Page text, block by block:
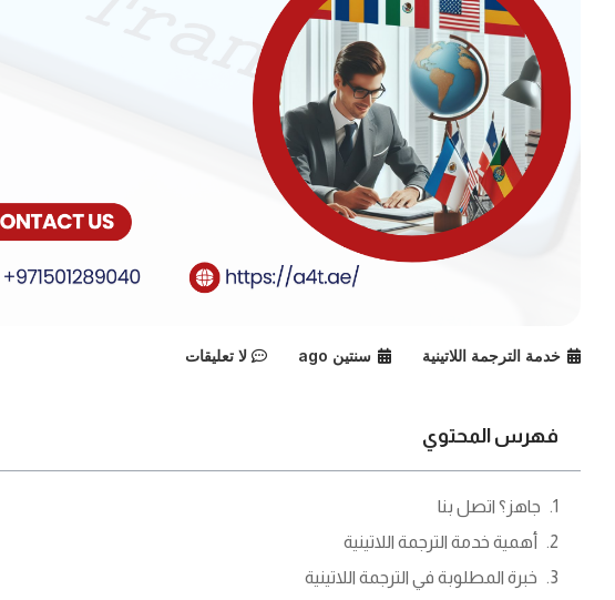
خدمة الترجمة اللاتينية سنتين ago لا تعليقات
فهرس المحتوي
جاهز؟ اتصل بنا
أهمية خدمة الترجمة اللاتينية
خبرة المطلوبة في الترجمة اللاتينية